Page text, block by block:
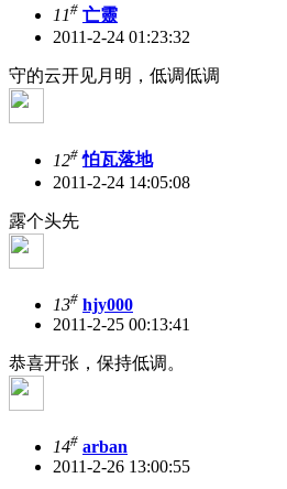
11# 亡靈
2011-2-24 01:23:32
守的云开见月明，低调低调
12# 怕瓦落地
2011-2-24 14:05:08
露个头先
13# hjy000
2011-2-25 00:13:41
恭喜开张，保持低调。
14# arban
2011-2-26 13:00:55